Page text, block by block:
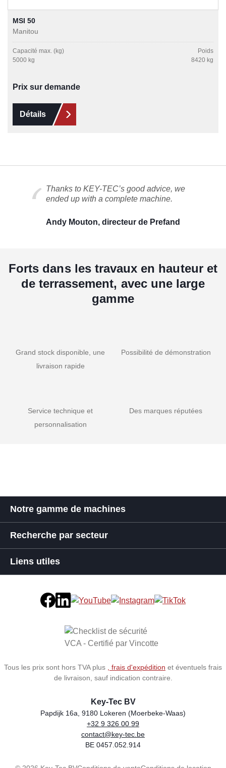
MSI 50
Manitou
Capacité max. (kg)
5000 kg
Poids
8420 kg
Prix sur demande
Détails
Thanks to KEY-TEC’s good advice, we
ended up with a complete machine.
Andy Mouton, directeur de Prefand
Forts dans les travaux en hauteur et
de terrassement, avec une large
gamme
Grand stock disponible, une
livraison rapide
Possibilité de démonstration
Service technique et
personnalisation
Des marques réputées
Notre gamme de machines
Recherche par secteur
Liens utiles
Tous les prix sont hors TVA plus , frais d'expédition et éventuels frais
de livraison, sauf indication contraire.
Store name
Key-Tec BV
Address
Papdijk 16a, 9180 Lokeren (Moerbeke-Waas)
Phone
+32 9 326 00 99
Email
contact@key-tec.be
VAT number
BE 0457.052.914